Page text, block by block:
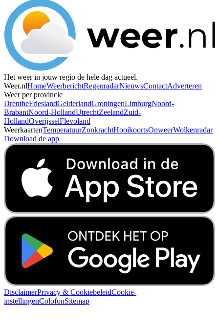
Het weer in jouw regio de hele dag actueel.
Weer.nlHomeWeerberichtRegenradarNieuwsContactAdverteren
Weer per provincie
DrentheFrieslandGelderlandGroningenLimburgNoord-
BrabantNoord-HollandUtrechtZeelandZuid-
HollandOverijsselFlevoland
WeerkaartenTemperatuurZonkrachtHooikoortsOnweerWolkenradar
Download de app
DisclaimerPrivacy & CookiebeleidCookie-
instellingenColofonSitemap